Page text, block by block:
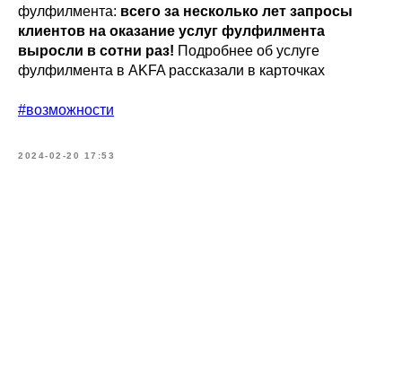
фулфилмента: всего за несколько лет запросы
клиентов на оказание услуг фулфилмента
выросли в сотни раз! Подробнее об услуге
фулфилмента в AKFA рассказали в карточках
#возможности
2024-02-20 17:53